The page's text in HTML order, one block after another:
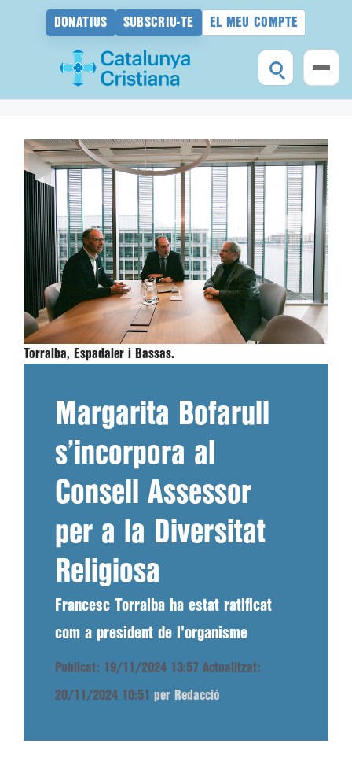
DONATIUS SUBSCRIU-TE EL MEU COMPTE
contingut
Torralba, Espadaler i Bassas.
Margarita Bofarull
s’incorpora al
Consell Assessor
per a la Diversitat
Religiosa
Francesc Torralba ha estat ratificat
com a president de l'organisme
Publicat: 19/11/2024 13:57 Actualitzat:
20/11/2024 10:51 per Redacció